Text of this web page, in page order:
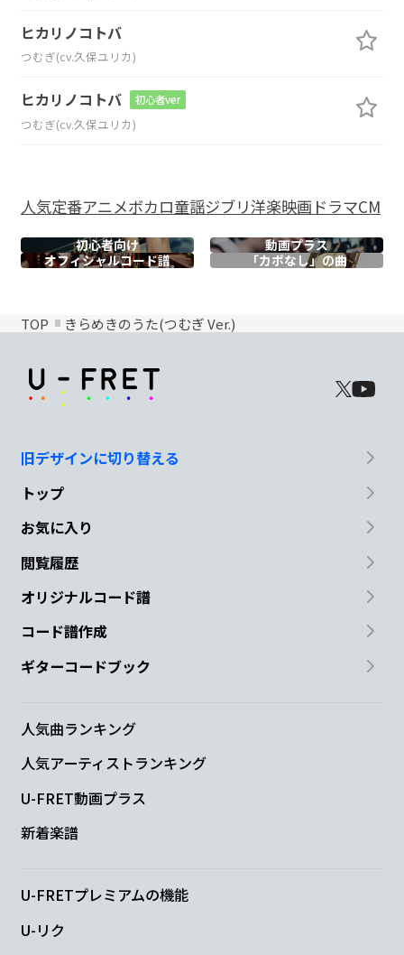
ヒカリノコトバ
つむぎ(cv.久保ユリカ)
ヒカリノコトバ 初心者ver
つむぎ(cv.久保ユリカ)
人気定番アニメボカロ童謡ジブリ洋楽映画ドラマCM
初心者向け
動画プラス
オフィシャルコード譜 「カポなし」の曲
TOP きらめきのうた(つむぎ Ver.)
旧デザインに切り替える
トップ
お気に入り
閲覧履歴
オリジナルコード譜
コード譜作成
ギターコードブック
人気曲ランキング
人気アーティストランキング
U-FRET動画プラス
新着楽譜
U-FRETプレミアムの機能
U-リク